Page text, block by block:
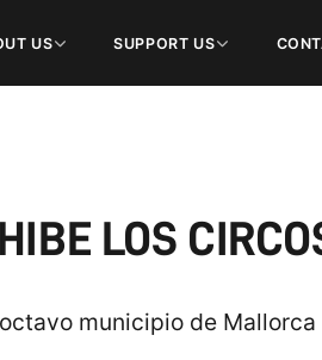
US SUPPORT US
LOS
municipio de